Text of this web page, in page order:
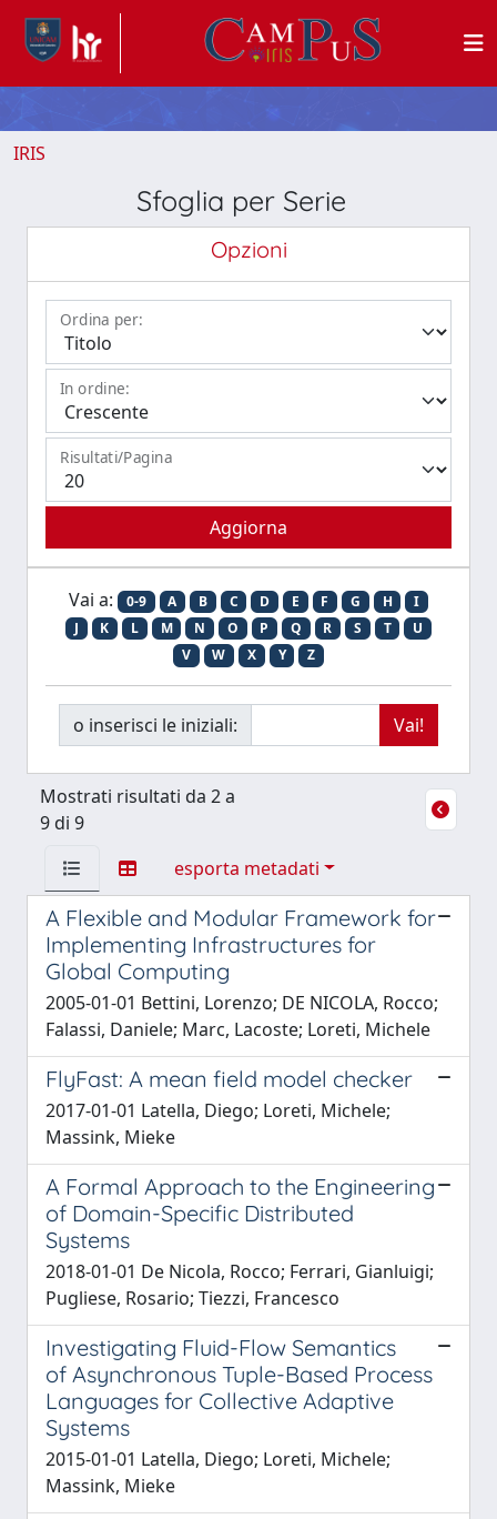
IRIS
Sfoglia per Serie
Opzioni
Ordina per:
In ordine:
Risultati/Pagina
Vai a: 0-9 A B C D E F G H
I
J
K L M N O P Q R S T
U
V
W X Y Z
o inserisci le iniziali:
Mostrati risultati da 2 a
9 di 9
esporta metadati
A Flexible and Modular Framework for
Implementing Infrastructures for
Global Computing
2005-01-01 Bettini, Lorenzo; DE NICOLA, Rocco;
Falassi, Daniele; Marc, Lacoste; Loreti, Michele
FlyFast: A mean field model checker
2017-01-01 Latella, Diego; Loreti, Michele;
Massink, Mieke
A Formal Approach to the Engineering
of Domain-Specific Distributed
Systems
2018-01-01 De Nicola, Rocco; Ferrari, Gianluigi;
Pugliese, Rosario; Tiezzi, Francesco
Investigating Fluid-Flow Semantics
of Asynchronous Tuple-Based Process
Languages for Collective Adaptive
Systems
2015-01-01 Latella, Diego; Loreti, Michele;
Massink, Mieke